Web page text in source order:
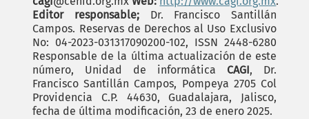
Editor responsable;Dr. Francisco Santillán
Campos. Reservas de Derechos al Uso Exclusivo
No: 04-2023-031317090200-102, ISSN 2448-6280
Responsable de la última actualización de este
número, Unidad de informática CAGI, Dr.
Francisco Santillán Campos, Pompeya 2705 Col
Providencia C.P. 44630, Guadalajara, Jalisco,
fecha de última modificación, 23 de enero 2025.